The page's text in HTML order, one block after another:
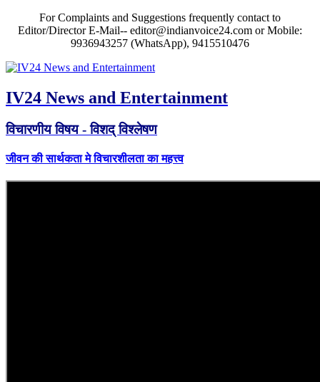
For Complaints and Suggestions frequently contact to
Editor/Director E-Mail-- editor@indianvoice24.com or Mobile:
9936943257 (WhatsApp), 9415510476
IV24 News and Entertainment
विचारणीय विषय - विशद् विश्लेषण
जीवन की सार्थकता मे विचारशीलता का महत्त्व